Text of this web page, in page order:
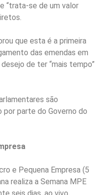
“trata-se de um valor
que esta é a primeira
das emendas em
de ter “mais tempo”
são
por parte do Governo do
e Pequena Empresa (5
realiza a Semana MPE